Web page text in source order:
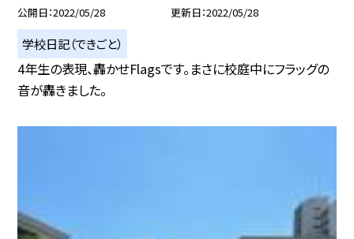
公開日 2022/05/28 更新日 2022/05/28
学校日記（できごと）
4年生の表現、轟かせFlagsです。まさに校庭中にフラッグの
音が轟きました。